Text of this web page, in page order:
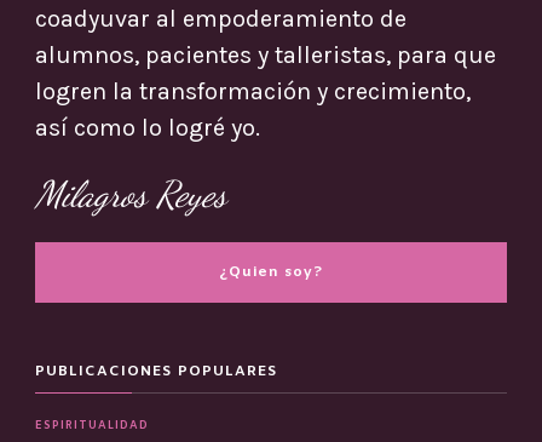
coadyuvar al empoderamiento de
alumnos, pacientes y talleristas, para que
logren la transformación y crecimiento,
así como lo logré yo.
Milagros Reyes
¿Quien soy?
PUBLICACIONES POPULARES
ESPIRITUALIDAD